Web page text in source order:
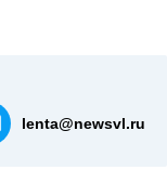
lenta@newsvl.ru